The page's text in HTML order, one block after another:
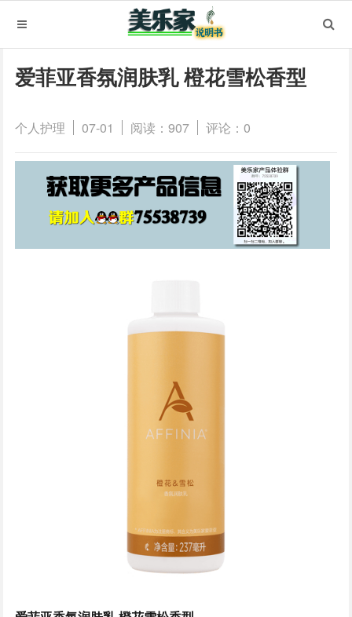
爱菲亚香氛润肤乳 橙花雪松香型
个人护理 07-01 阅读：907 评论：0